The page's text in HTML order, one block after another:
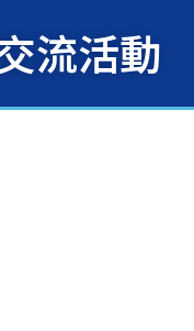
流活動